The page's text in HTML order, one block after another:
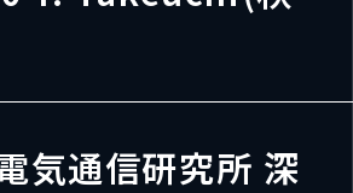
気通信研究所 深